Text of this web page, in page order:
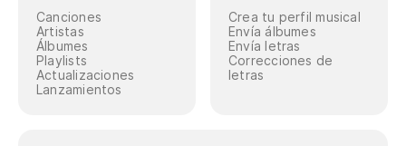
Canciones
Artistas
Álbumes
Playlists
Actualizaciones
Lanzamientos
Crea tu perfil musical
Envía álbumes
Envía letras
Correcciones de
letras